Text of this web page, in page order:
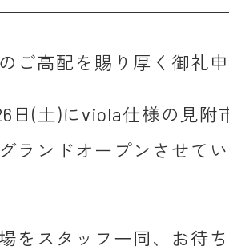
ご高配を賜り厚く御礼
日(土)にviola仕様の見附
ランドオープンさせて
をスタッフ一同、お待